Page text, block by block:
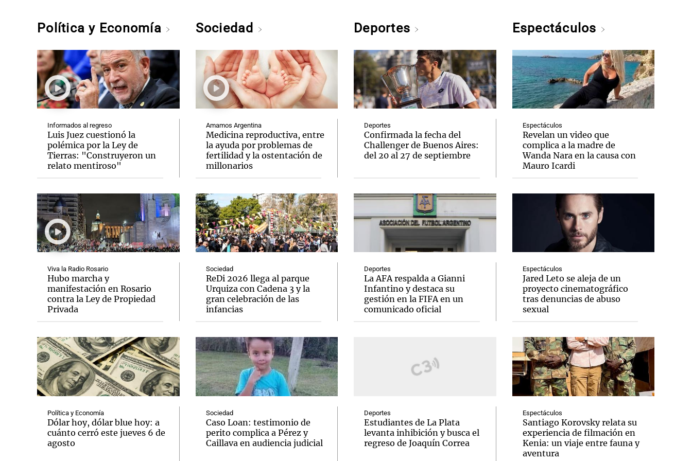
Política y Economía
Informados al regreso
Luis Juez cuestionó la
polémica por la Ley de
Tierras: "Construyeron un
relato mentiroso"
Viva la Radio Rosario
Hubo marcha y
manifestación en Rosario
contra la Ley de Propiedad
Privada
Política y Economía
Dólar hoy, dólar blue hoy: a
cuánto cerró este jueves 6 de
agosto
Sociedad
Amamos Argentina
Medicina reproductiva, entre
la ayuda por problemas de
fertilidad y la ostentación de
millonarios
Sociedad
ReDi 2026 llega al parque
Urquiza con Cadena 3 y la
gran celebración de las
infancias
Sociedad
Caso Loan: testimonio de
perito complica a Pérez y
Caillava en audiencia judicial
Deportes
Deportes
Confirmada la fecha del
Challenger de Buenos Aires:
del 20 al 27 de septiembre
Deportes
La AFA respalda a Gianni
Infantino y destaca su
gestión en la FIFA en un
comunicado oficial
Deportes
Estudiantes de La Plata
levanta inhibición y busca el
regreso de Joaquín Correa
Espectáculos
Espectáculos
Revelan un video que
complica a la madre de
Wanda Nara en la causa con
Mauro Icardi
Espectáculos
Jared Leto se aleja de un
proyecto cinematográfico
tras denuncias de abuso
sexual
Espectáculos
Santiago Korovsky relata su
experiencia de filmación en
Kenia: un viaje entre fauna y
aventura
Notas Notas
El huracán de Arequito
Notas
Cadena 3 en Groenlandia
Notas